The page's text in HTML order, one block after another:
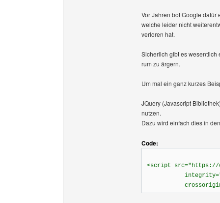
Vor Jahren bot Google dafür
welche leider nicht
verloren hat.
Sicherlich gibt es wesentlich
rum zu ärgern.
Um mal ein ganz kurzes
JQuery (Javascript
nutzen.
Dazu wird einfach dies in
Code:
<script src="https://
integrity="sha256-